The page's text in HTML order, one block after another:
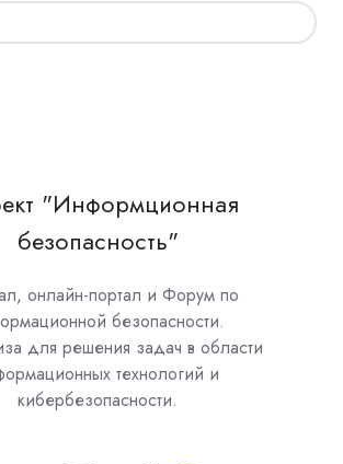
"Информционная
безопасность"
онлайн-портал и Форум по
безопасности.
для решения задач в области
технологий и
кибербезопасности.